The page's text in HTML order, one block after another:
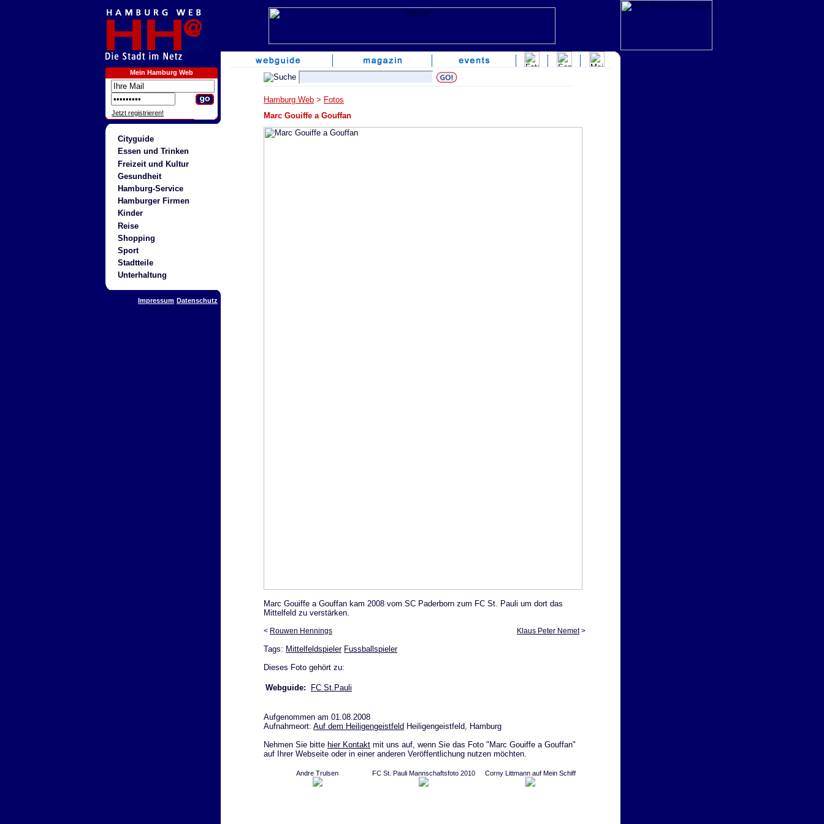
Mein Hamburg Web
Jetzt registrieren!
Cityguide
Essen und Trinken
Freizeit und Kultur
Gesundheit
Hamburg-Service
Hamburger Firmen
Kinder
Reise
Shopping
Sport
Stadtteile
Unterhaltung
Impressum Datenschutz
Hamburg Web > Fotos
Marc Gouiffe a Gouffan
Marc Gouiffe a Gouffan kam 2008 vom SC Paderborn zum FC St. Pauli um dort das
Mittelfeld zu verstärken.
< Rouwen Hennings Klaus Peter Nemet>
Tags: Mittelfeldspieler Fussballspieler
Dieses Foto gehört zu:
Webguide: FC St.Pauli
Aufgenommen am 01.08.2008
Aufnahmeort: Auf dem Heiligengeistfeld Heiligengeistfeld, Hamburg
Nehmen Sie bitte hier Kontakt mit uns auf, wenn Sie das Foto "Marc Gouiffe a Gouffan"
auf Ihrer Webseite oder in einer anderen Veröffentlichung nutzen möchten.
Andre Trulsen FC St. Pauli Mannschaftsfoto 2010 Corny Littmann auf Mein Schiff